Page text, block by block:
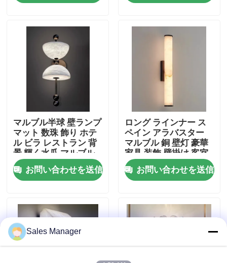
わたしたち に つい て
工場 ツアー
連絡 ください
引金 を 求め て ください
オーダーメイド の チェンデリア
ル・ランプ
マルブル半球 壁ランプ
マット 数珠 飾り ホテ
ル ビラ レストラン 背
景 輝く水瓜 マルブル
壁灯
お問い合わせを送信
ロング ラインナー ス
ペイン アラバスター
マルブル 銅 壁灯 豪華
家具 装飾 壁掛け 客室
用 ホテル用 灯具
お問い合わせを送信
Sales Manager